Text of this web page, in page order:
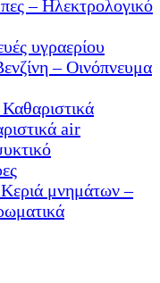
– Ηλεκτρολογικό
υγραερίου
– Οινόπνευμα
air
μνημάτων –